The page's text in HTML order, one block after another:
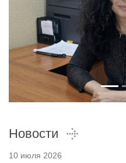
Новости
10 июля 2026